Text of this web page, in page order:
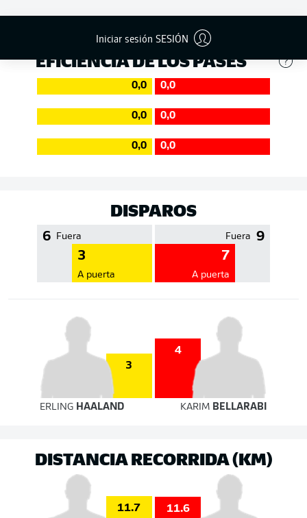
Iniciar sesión SESIÓN
EFICIENCIA DE LOS PASES
0,0 0,0
0,0 0,0
0,0 0,0
DISPAROS
6 Fuera
3
A puerta
9
Fuera
7
A puerta
3
4
ERLING HAALAND KARIM BELLARABI
DISTANCIA RECORRIDA (KM)
11.7 11.6